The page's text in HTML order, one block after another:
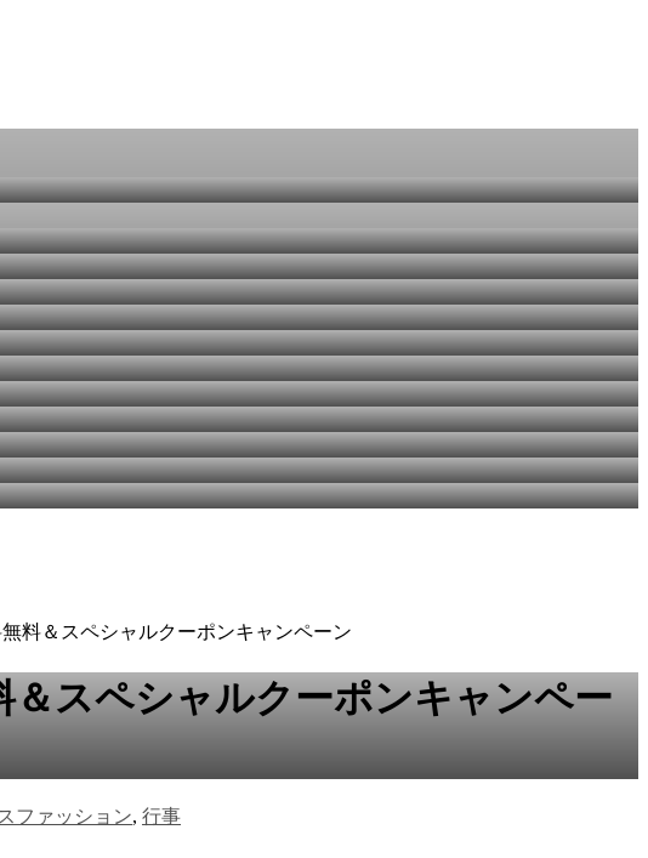
料＆スペシャルクーポンキャンペーン
スペシャルクーポンキャンペー
ファッション, 行事